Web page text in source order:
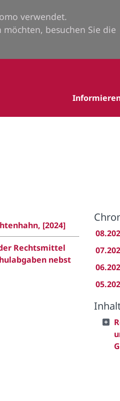
verwendet.
besuchen Sie die
[2024]
Rechtsmittel
nebst